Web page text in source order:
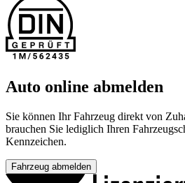
Auto online abmelden
Sie können Ihr Fahrzeug direkt von
brauchen Sie lediglich Ihren
Kennzeichen.
Fahrzeug abmelden